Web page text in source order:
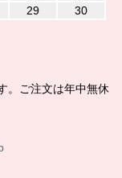
29 30
。ご注文は年中無休